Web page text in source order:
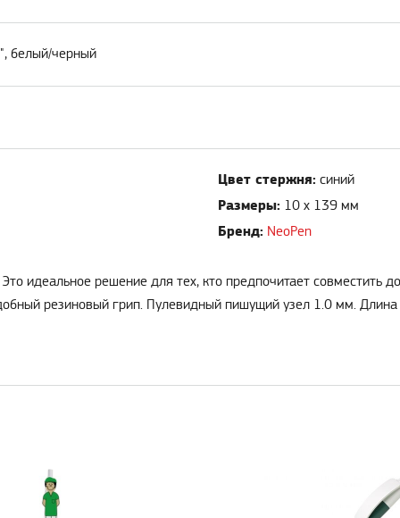
белый/черный
Цвет стержня: синий
Размеры: 10 х 139 мм
Бренд: NeoPen
идеальное решение для тех, кто предпочитает совместить
резиновый грип. Пулевидный пишущий узел 1.0 мм.